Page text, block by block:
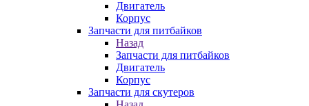
Двигатель
Корпус
Запчасти для питбайков
Назад
Запчасти для питбайков
Двигатель
Корпус
Запчасти для скутеров